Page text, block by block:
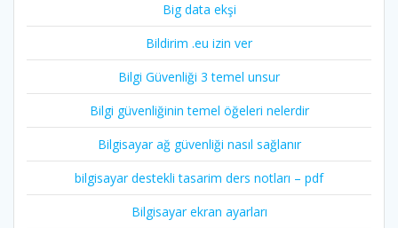
Big data ekşi
Bildirim .eu izin ver
Bilgi Güvenliği 3 temel unsur
Bilgi güvenliğinin temel öğeleri nelerdir
Bilgisayar ağ güvenliği nasıl sağlanır
bilgisayar destekli tasarim ders notları – pdf
Bilgisayar ekran ayarları